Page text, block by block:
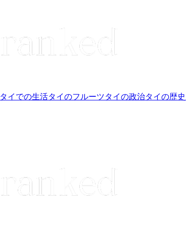
タイでの生活タイのフルーツタイの政治タイの歴史